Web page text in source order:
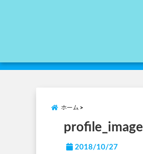
ホーム
profile_image
2018/10/27